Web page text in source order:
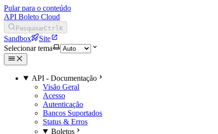
Pular para o conteúdo
API Boleto Cloud
PesquisarCtrlK
Sandbox
Site
Selecionar tema
API - Documentação
Visão Geral
Acesso
Autenticação
Bancos Suportados
Status & Erros
Boletos